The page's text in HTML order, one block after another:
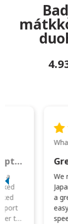
This was wonderful option to a family of four. Everything worked smoothly.
a
to
We
a